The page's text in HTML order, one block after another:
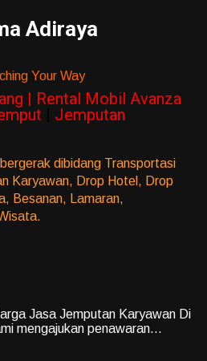
Adiraya
Your Way
| Rental Mobil Avanza
Jemputan
dibidang Transportasi
Karyawan, Drop Hotel, Drop
Besanan, Lamaran,
Jasa Jemputan Karyawan Di
mengajukan penawaran...